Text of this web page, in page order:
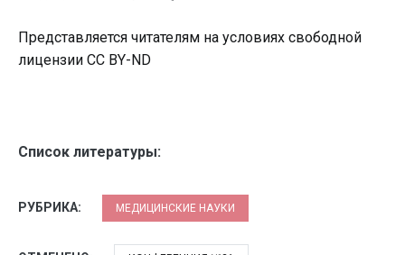
Представляется читателям на условиях свободной
лицензии CC BY-ND
Список литературы:
РУБРИКА: МЕДИЦИНСКИЕ НАУКИ